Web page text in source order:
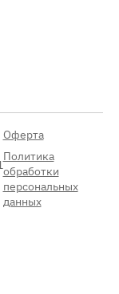
Оферта
Политика
обработки
персональных
данных